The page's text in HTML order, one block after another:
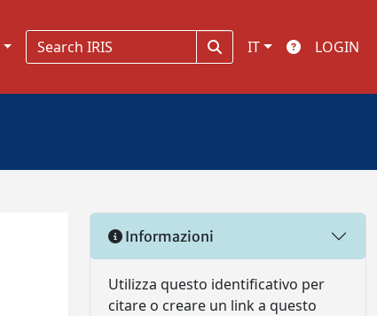
IT LOGIN
Informazioni
Utilizza questo identificativo per
citare o creare un link a questo